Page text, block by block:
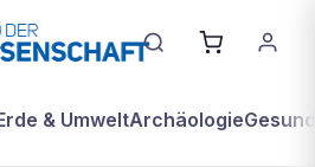
& UmweltArchäologie